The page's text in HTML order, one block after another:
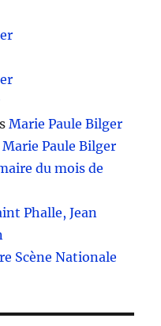
Marie Paule Bilger
Marie Paule Bilger
du mois de
Phalle, Jean
Scène Nationale